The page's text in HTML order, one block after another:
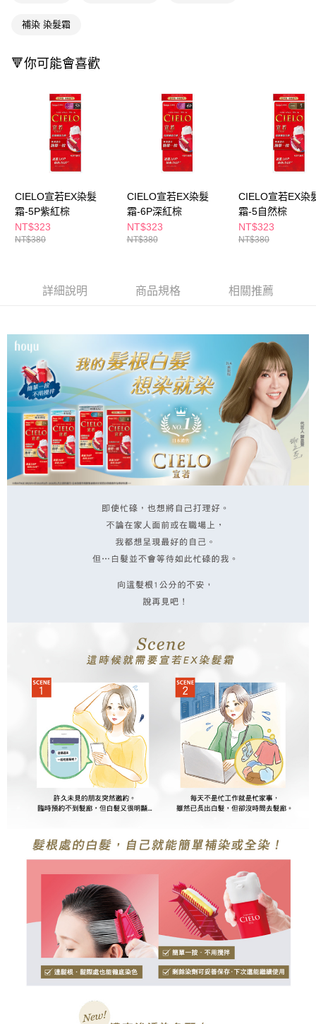
１．於結帳方式選擇「AFTEE先享後付」後，將跳轉至「AFTEE先享後付」
３．收到繳費通知簡訊後14天內，點擊此簡訊中的連結，可透過四大超商／
購買商品的店家。未經商家同意取消之訂單仍視為有效，需透過AFTEE先享
後付繳納相關費用。
※ 交易是否成功請以「AFTEE先享後付 」之結帳頁面顯示為準，若有關於
是否繳費成功／繳費後需取消欲退款等相關疑問，請聯繫「AFTEE先享後付
客戶支援中心」https://netprotections.freshdesk.com/support/home
１．透過由恩沛科技股份有限公司提供之「AFTEE先享後付」服務完成之交
易，需依本服務之必要範圍內提供個人資料，並將交易相關給付款項請求債
權轉讓予恩沛科技股份有限公司。
２．關於個人資料處理事宜，請瀏覽以下網址：
https://aftee.tw/terms/#terms3
４．使用「AFTEE先享後付」時，將依據個別帳號之用戶狀況，依本公司即
５．嚴禁一人註冊多個帳號或使用他人資訊註冊。若發現惡意使用之情形，
恩沛科技股份有限公司將有權停止該用戶之使用額度並採取法律行動。
每筆NT$65，滿NT$390(含以上)免運費
每筆NT$65，滿NT$490(含以上)免運費
付款後萊爾富取貨
每筆NT$65，滿NT$490(含以上)免運費
7-11取貨付款
每筆NT$65，滿NT$490(含以上)免運費
付款後7-11取貨
每筆NT$65，滿NT$490(含以上)免運費
每筆NT$100，滿NT$790(含以上)免運費
補染 染髮霜
🔻你可能會喜歡
CIELO宣若EX染髮
霜-5P紫紅棕
NT$323
NT$380
CIELO宣若EX染髮
霜-6P深紅棕
NT$323
NT$380
CIELO宣若EX染
霜-5自然棕
NT$323
NT$380
詳細說明 商品規格 相關推薦